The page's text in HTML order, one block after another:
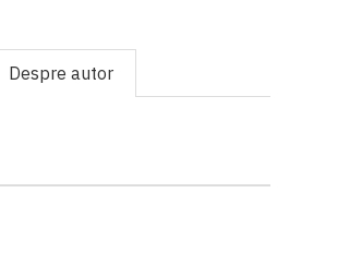
Despre autor